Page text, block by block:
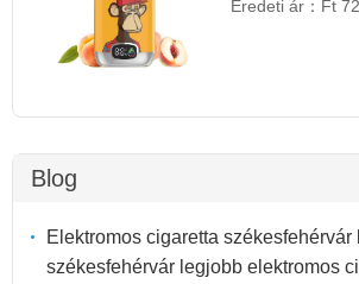
Eredeti ár： Ft
Blog
Elektromos cigaretta székesfehérvár
székesfehérvár legjobb elektromos